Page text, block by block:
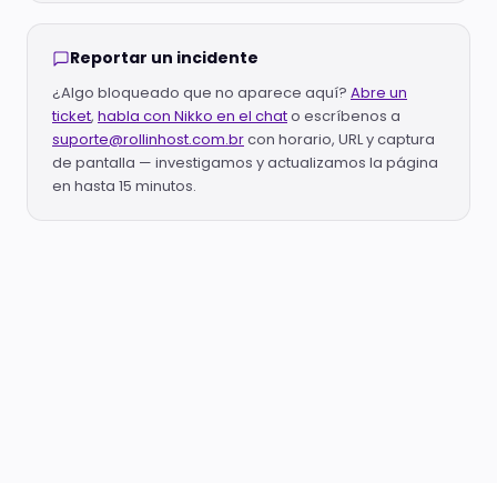
Reportar un incidente
¿Algo bloqueado que no aparece aquí? Abre un
ticket, habla con Nikko en el chato escríbenos a
suporte@rollinhost.com.brcon horario, URL y captura
de pantalla — investigamos y actualizamos la página
en hasta 15 minutos.